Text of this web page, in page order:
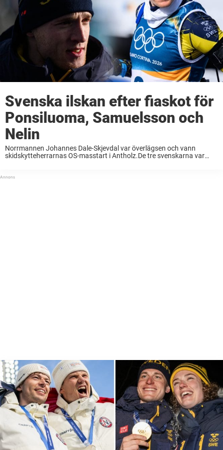
Svenska ilskan efter fiaskot för
Ponsiluoma, Samuelsson och
Nelin
Norrmannen Johannes Dale-Skjevdal var överlägsen och vann
skidskytteherrarnas OS-masstart i Antholz.De tre svenskarna var